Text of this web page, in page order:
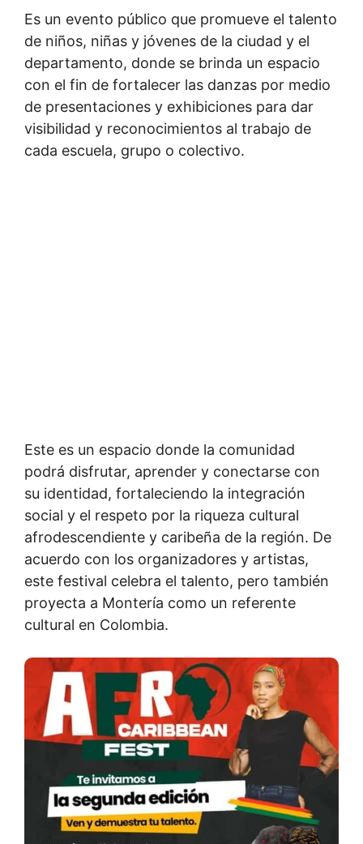
Es un evento público que promueve el talento
de niños, niñas y jóvenes de la ciudad y el
departamento, donde se brinda un espacio
con el fin de fortalecer las danzas por medio
de presentaciones y exhibiciones para dar
visibilidad y reconocimientos al trabajo de
cada escuela, grupo o colectivo.
Este es un espacio donde la comunidad
podrá disfrutar, aprender y conectarse con
su identidad, fortaleciendo la integración
social y el respeto por la riqueza cultural
afrodescendiente y caribeña de la región. De
acuerdo con los organizadores y artistas,
este festival celebra el talento, pero también
proyecta a Montería como un referente
cultural en Colombia.